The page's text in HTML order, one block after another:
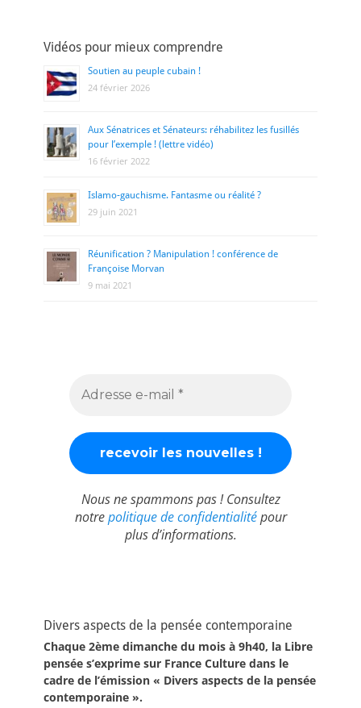
Vidéos pour mieux comprendre
Soutien au peuple cubain !
24 février 2026
Aux Sénatrices et Sénateurs: réhabilitez les fusillés
pour l’exemple ! (lettre vidéo)
16 février 2022
Islamo-gauchisme. Fantasme ou réalité ?
29 juin 2021
Réunification ? Manipulation ! conférence de
Françoise Morvan
9 mai 2021
Nous ne spammons pas ! Consultez
notrepolitique de confidentialitépour
plus d’informations.
Divers aspects de la pensée contemporaine
Chaque 2ème dimanche du mois à 9h40, la Libre
pensée s’exprime sur France Culture dans le
cadre de l’émission « Divers aspects de la pensée
contemporaine ».